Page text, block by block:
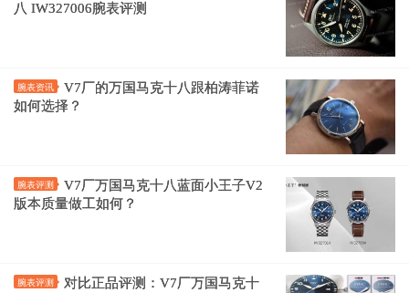
八 IW327006腕表评测
腕表资讯
V7厂的万国马克十八跟柏涛菲诺
如何选择？
腕表评测
V7厂万国马克十八蓝面小王子V2
版本质量做工如何？
腕表评测
对比正品评测：V7厂万国马克十